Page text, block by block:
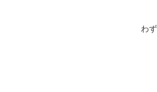
わ